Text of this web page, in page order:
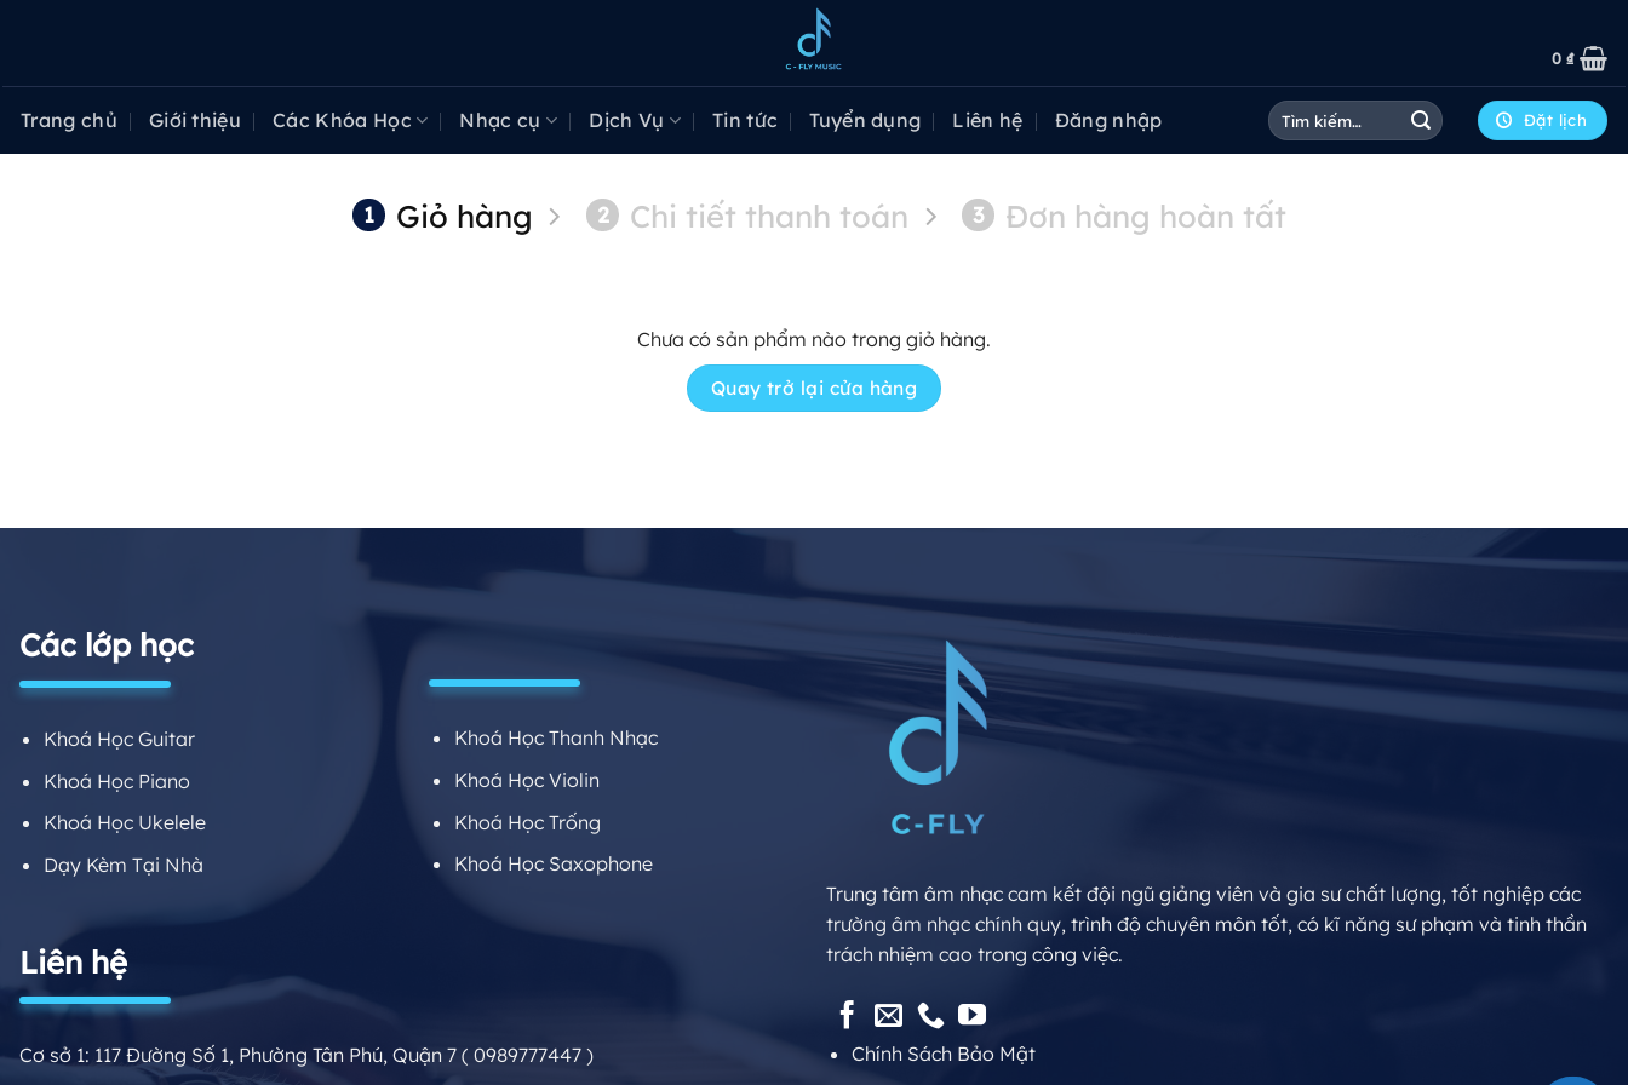
0 ₫
Trang chủ Giới thiệu Các Khóa Học Nhạc cụ Dịch Vụ Tin tức Tuyển dụng Liên hệ Đăng nhập
Tìm
kiếm:
Đặt lịch
1 Giỏ hàng 2 Chi tiết thanh toán 3 Đơn hàng hoàn tất
Chưa có sản phẩm nào trong giỏ hàng.
Quay trở lại cửa hàng
Các lớp học
Khoá Học Guitar
Khoá Học Piano
Khoá Học Ukelele
Dạy Kèm Tại Nhà
Khoá Học Thanh Nhạc
Khoá Học Violin
Khoá Học Trống
Khoá Học Saxophone
Liên hệ
Cơ sở 1: 117 Đường Số 1, Phường Tân Phú, Quận 7 ( 0989777447 )
Trung tâm âm nhạc cam kết đội ngũ giảng viên và gia sư chất lượng, tốt nghiệp các
trường âm nhạc chính quy, trình độ chuyên môn tốt, có kĩ năng sư phạm và tinh thần
trách nhiệm cao trong công việc.
Chính Sách Bảo Mật